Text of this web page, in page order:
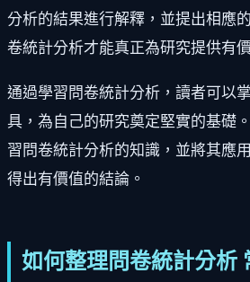
分析的結果進行解釋，並提出相應
卷統計分析才能真正為研究提供有
通過學習問卷統計分析，讀者可以
具，為自己的研究奠定堅實的基礎
習問卷統計分析的知識，並將其應
得出有價值的結論。
如何整理問卷統計分析